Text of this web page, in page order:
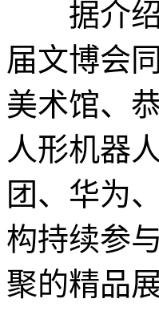
据介绍
届文博会
美术馆、
人形机器
团、华为
构持续参
聚的精品